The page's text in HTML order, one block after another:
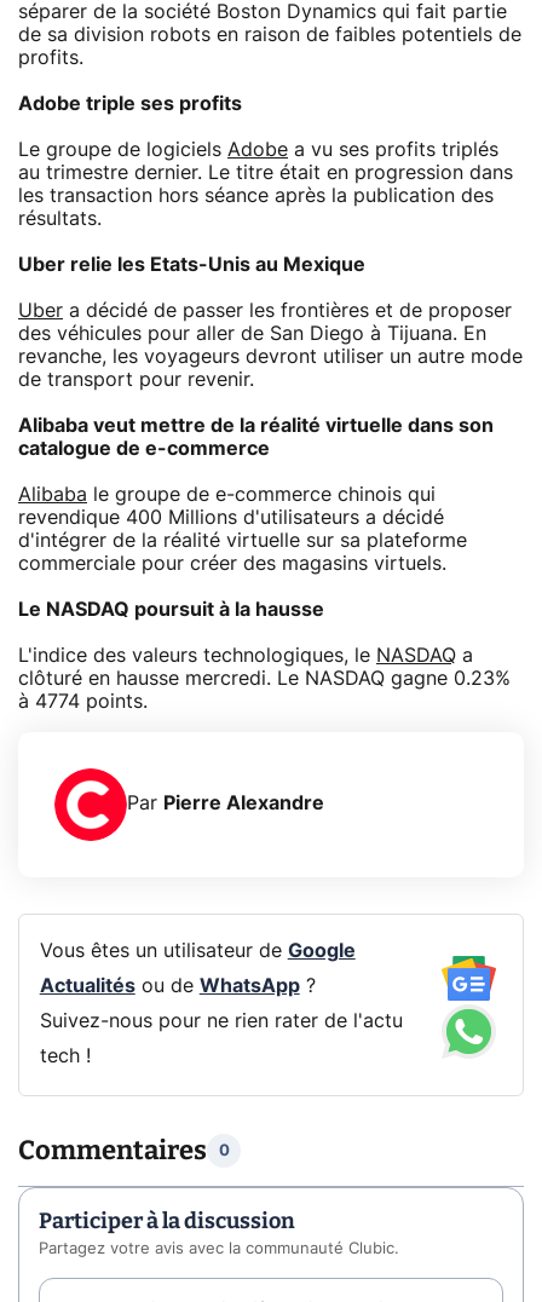
séparer de la société Boston Dynamics qui fait partie
de sa division robots en raison de faibles potentiels de
profits.
Adobe triple ses profits
Le groupe de logiciels Adobe a vu ses profits triplés
au trimestre dernier. Le titre était en progression dans
les transaction hors séance après la publication des
résultats.
Uber relie les Etats-Unis au Mexique
Uber a décidé de passer les frontières et de proposer
des véhicules pour aller de San Diego à Tijuana. En
revanche, les voyageurs devront utiliser un autre mode
de transport pour revenir.
Alibaba veut mettre de la réalité virtuelle dans son
catalogue de e-commerce
Alibaba le groupe de e-commerce chinois qui
revendique 400 Millions d'utilisateurs a décidé
d'intégrer de la réalité virtuelle sur sa plateforme
commerciale pour créer des magasins virtuels.
Le NASDAQ poursuit à la hausse
L'indice des valeurs technologiques, le NASDAQ a
clôturé en hausse mercredi. Le NASDAQ gagne 0.23%
à 4774 points.
Par Pierre Alexandre
Vous êtes un utilisateur de Google
Actualitésou de WhatsApp?
Suivez-nous pour ne rien rater de l'actu
tech !
Commentaires 0
Participer à la discussion
Partagez votre avis avec la communauté Clubic.